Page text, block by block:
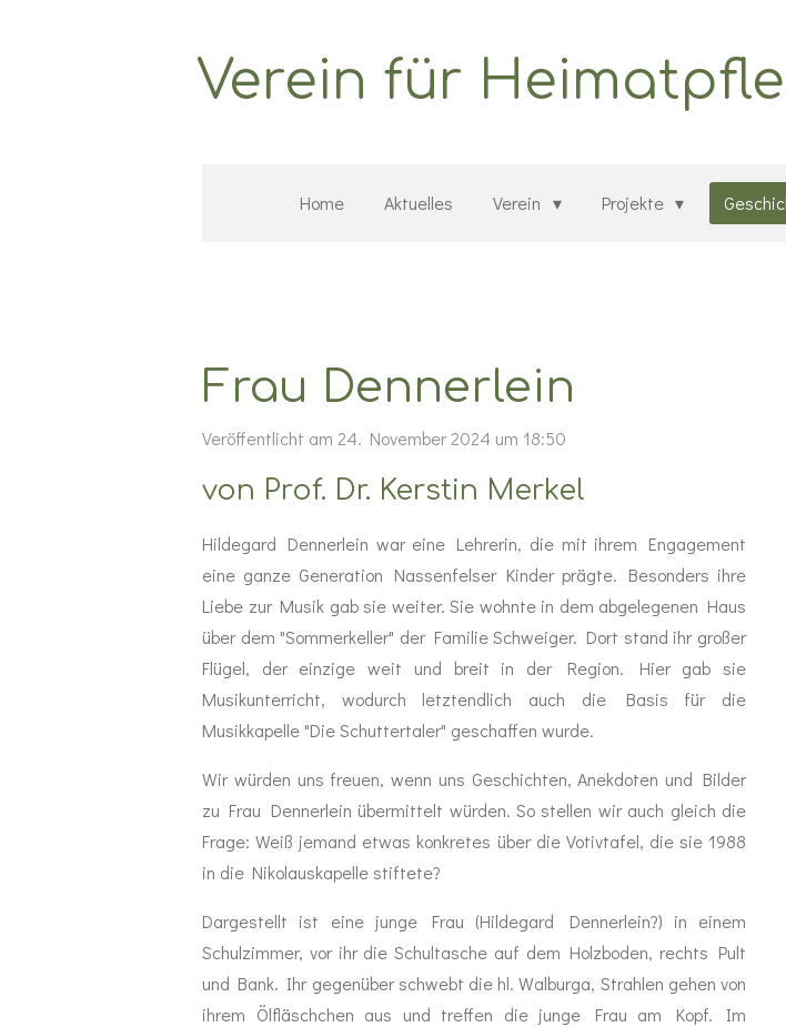
Verein für
Home Aktuelles Verein Projekte
Frau Dennerlein
Veröffentlicht am 24. November 2024 um 18:50
von Prof. Dr. Kerstin Merkel
Hildegard Dennerlein war eine Lehrerin, die mit ihrem Engagement
eine ganze Generation Nassenfelser Kinder prägte. Besonders ihre
Liebe zur Musik gab sie weiter. Sie wohnte in dem abgelegenen Haus
über dem "Sommerkeller" der Familie Schweiger. Dort stand ihr großer
Flügel, der einzige weit und breit in der Region. Hier gab sie
Musikunterricht, wodurch letztendlich auch die Basis für die
Musikkapelle "Die Schuttertaler" geschaffen wurde.
Wir würden uns freuen, wenn uns Geschichten, Anekdoten und Bilder
zu Frau Dennerlein übermittelt würden. So stellen wir auch gleich die
Frage: Weiß jemand etwas konkretes über die Votivtafel, die sie 1988
in die Nikolauskapelle stiftete?
Dargestellt ist eine junge Frau (Hildegard Dennerlein?) in einem
Schulzimmer, vor ihr die Schultasche auf dem Holzboden, rechts Pult
und Bank. Ihr gegenüber schwebt die hl. Walburga, Strahlen gehen von
ihrem Ölfläschchen aus und treffen die junge Frau am Kopf. Im